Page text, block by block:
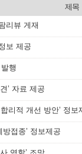
제목
리뷰 게재
보 제공
행
’ 자료 제공
리적 개선 방안’ 정보
접종’ 정보제공